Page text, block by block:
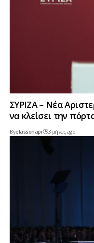
ΣΥΡΙΖΑ – Νέα
να κλείσει την
Byelassonapr 3 μήνες ago